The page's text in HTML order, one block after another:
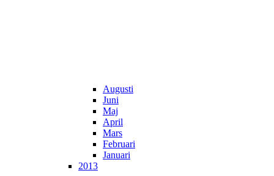
Augusti
Juni
Maj
April
Mars
Februari
Januari
2013